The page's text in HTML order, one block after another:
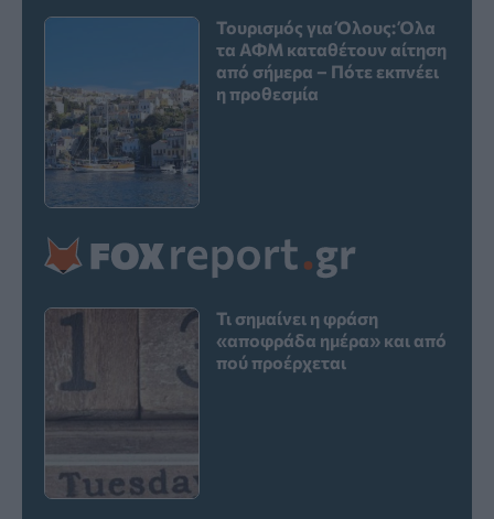
Τουρισμός για Όλους: Όλα
τα ΑΦΜ καταθέτουν αίτηση
από σήμερα – Πότε εκπνέει
η προθεσμία
Τι σημαίνει η φράση
«αποφράδα ημέρα» και από
πού προέρχεται